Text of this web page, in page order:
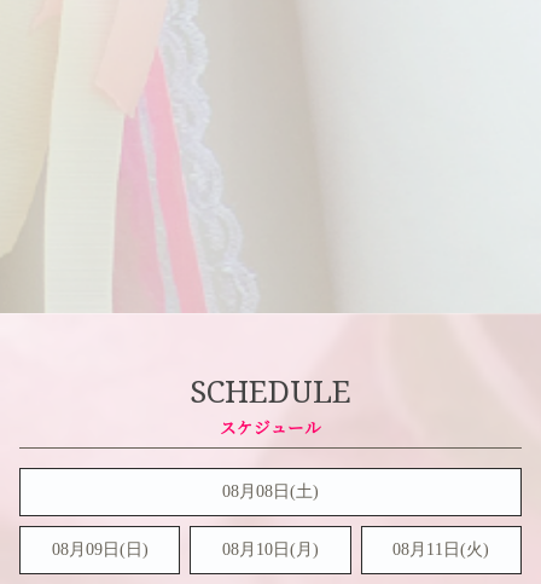
SCHEDULE
08月08日(土)
08月09日( 日 ) 08月10日(月) 08月11日(火)